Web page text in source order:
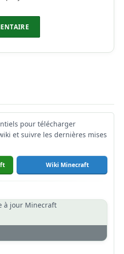
pour télécharger
et suivre les dernières mises
Wiki Minecraft